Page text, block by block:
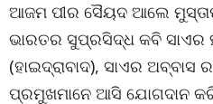
ଆଜମ ପୀର ସୈୟଦ ଆଲେ
ଭାରତର ସୁପ୍ରସିଦ୍ଧ କବି ସାଏର
(ହାଇଦ୍ରାବାଦ), ସାଏର ଅବ୍‌ବାସ
ପ୍ରମୁଖମାନେ ଆସି ଯୋଗଦାନ